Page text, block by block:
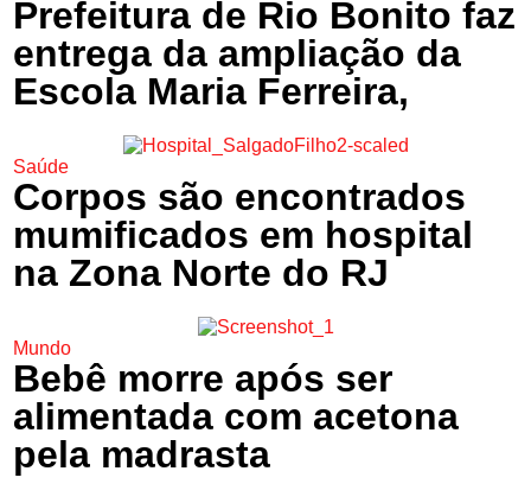
Prefeitura de Rio Bonito faz
entrega da ampliação da
Escola Maria Ferreira,
Saúde
Corpos são encontrados
mumificados em hospital
na Zona Norte do RJ
Mundo
Bebê morre após ser
alimentada com acetona
pela madrasta